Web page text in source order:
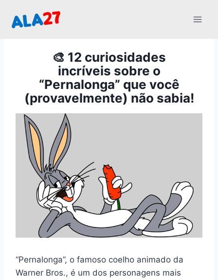
para
🎨 12 curiosidades
incríveis sobre o
“Pernalonga” que você
(provavelmente) não sabia!
“Pernalonga”, o famoso coelho animado da
Warner Bros., é um dos personagens mais